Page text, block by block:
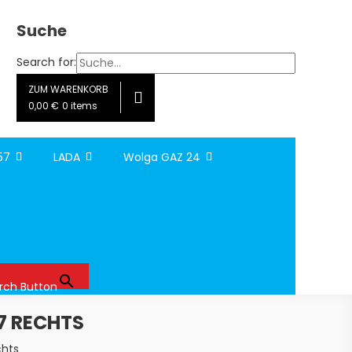
Suche
Search for:
ZUM WARENKORB
0,00 € 0 items
LADA Wolga GAZ 24
Button
RECHTS